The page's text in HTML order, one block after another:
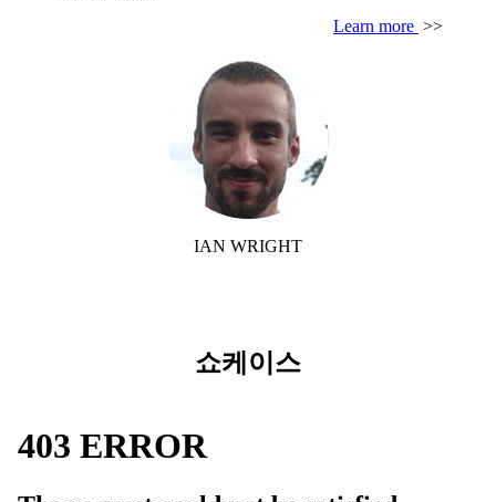
Learn more >>
IAN WRIGHT
쇼케이스